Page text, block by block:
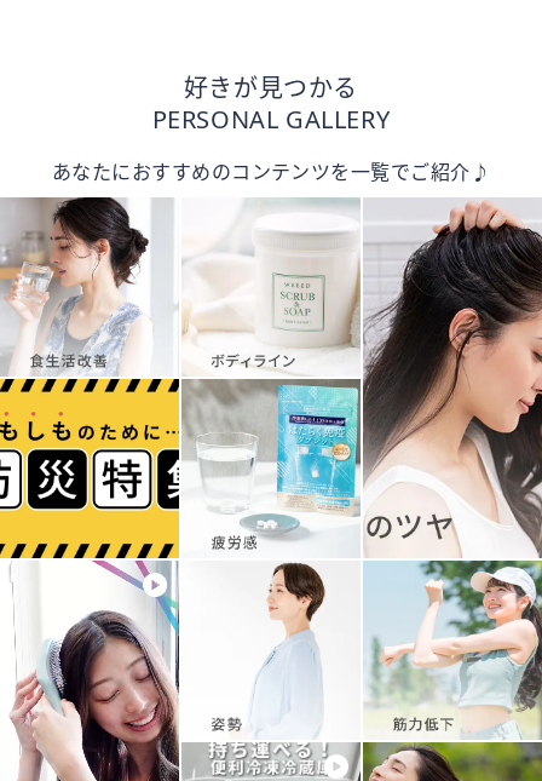
好きが見つかる
PERSONAL GALLERY
あなたにおすすめのコンテンツを一覧でご紹介♪